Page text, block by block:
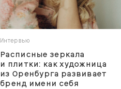
Интервью
Расписные зеркала
и плитки: как художница
из Оренбурга развивает
бренд имени себя